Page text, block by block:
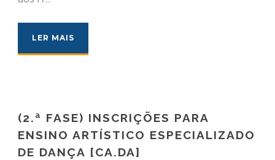
LER MAIS
(2.ª FASE) INSCRIÇÕES PARA
ENSINO ARTÍSTICO ESPECIALIZADO
DE DANÇA [CA.DA]